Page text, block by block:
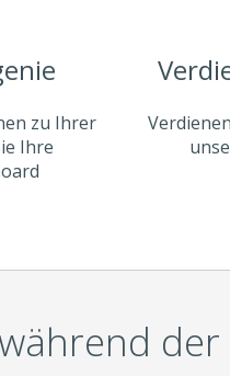
zu Ihrer
Ihre
der